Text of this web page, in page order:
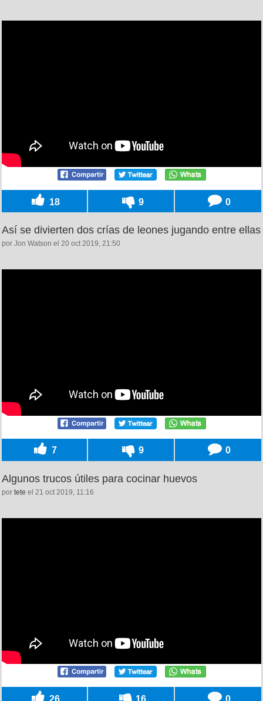
18 9 0
Así se divierten dos crías de leones jugando entre ellas
por Jon Watson el 20 oct 2019, 21:50
7 9 0
Algunos trucos útiles para cocinar huevos
por tete el 21 oct 2019, 11:16
26 16 0